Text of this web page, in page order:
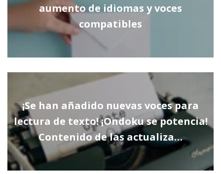
aumento de idiomas y voces
compatibles
¡Se han añadido nuevas voces para
lectura de texto! ¡Ondoku se potencia!
Contenido de las actualiza…